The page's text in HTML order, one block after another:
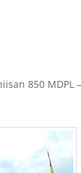
850 MDPL